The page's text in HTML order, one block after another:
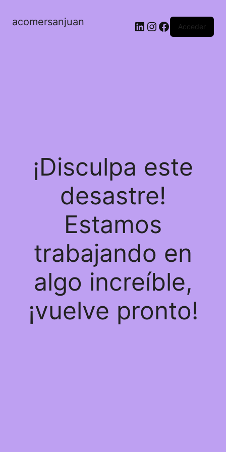
acomersanjuan LinkedIn
Instagram
Facebook
Acceder
¡Disculpa este
desastre!
Estamos
trabajando en
algo increíble,
¡vuelve pronto!